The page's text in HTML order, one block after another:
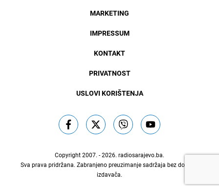
MARKETING
IMPRESSUM
KONTAKT
PRIVATNOST
USLOVI KORIŠTENJA
Copyright 2007. - 2026. radiosarajevo.ba.
Sva prava pridržana. Zabranjeno preuzimanje sadržaja bez dozvole
izdavača.